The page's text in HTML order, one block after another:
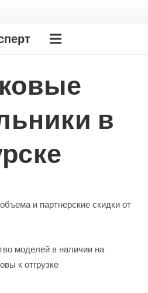
в
и партнерские скидки от
моделей в наличии на
к отгрузке